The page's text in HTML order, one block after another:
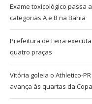
Exame toxicológico passa
categorias A e B na Bahia
Prefeitura de Feira
quatro praças
Vitória goleia o Athletico-
avança às quartas da